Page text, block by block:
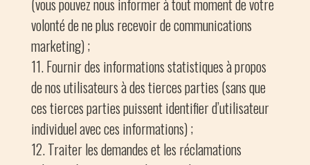
(vous pouvez nous informer à tout moment de votre
volonté de ne plus recevoir de communications
marketing) ;
Fournir des informations statistiques à propos
de nos utilisateurs à des tierces parties (sans que
ces tierces parties puissent identifier d’utilisateur
individuel avec ces informations) ;
Traiter les demandes et les réclamations